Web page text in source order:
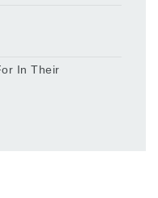
In Their